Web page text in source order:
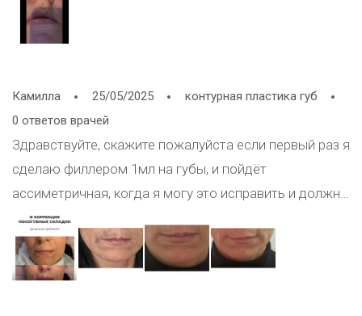
Камилла 25/05/2025
контурная пластика губ
0 ответов врачей
Здравствуйте, скажите пожалуйста если первый раз я
сделаю филлером 1мл на губы, и пойдёт
ассиметричная, когда я могу это исправить и должна
ли заново платить за препарат, если мастер сделал
не корректно работу !?